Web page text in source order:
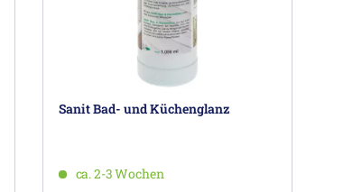
Sanit Bad- und Küchenglanz
ca. 2-3 Wochen